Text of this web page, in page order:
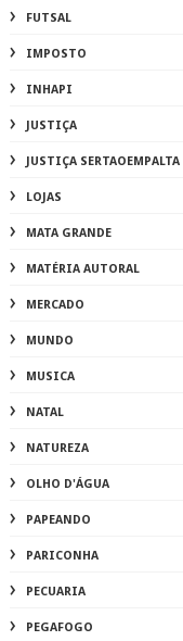
FUTSAL
IMPOSTO
INHAPI
JUSTIÇA
JUSTIÇA SERTAOEMPALTA
LOJAS
MATA GRANDE
MATÉRIA AUTORAL
MERCADO
MUNDO
MUSICA
NATAL
NATUREZA
OLHO D'ÁGUA
PAPEANDO
PARICONHA
PECUARIA
PEGAFOGO